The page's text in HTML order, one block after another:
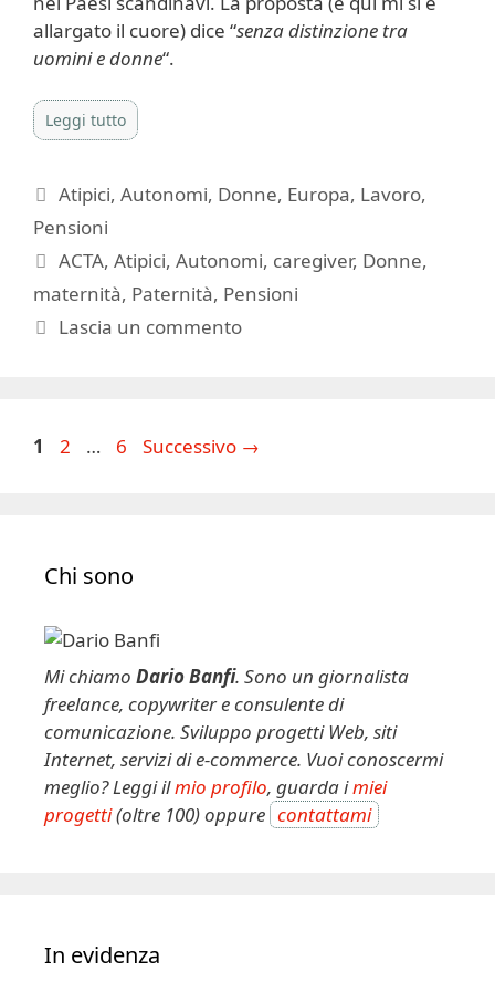
allargato il cuore) dice “senza distinzione tra
uomini e donne“.
Leggi tutto
Categorie
Atipici,Autonomi, Donne, Europa, Lavoro,
Pensioni
Tag
ACTA,Atipici,Autonomi, caregiver, Donne,
maternità, Paternità, Pensioni
Lascia un commento
Pagina
1 Pagina
2 … Pagina
6 Successivo →
Chi sono
Mi chiamo Dario Banfi. Sono un giornalista
freelance, copywriter e consulente di
comunicazione. Sviluppo progetti Web, siti
Internet, servizi di e-commerce. Vuoi conoscermi
meglio? Leggi ilmio profilo, guarda imiei
progetti(oltre 100) oppure contattami
In evidenza